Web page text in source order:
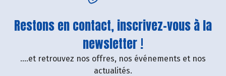
Restons en contact, inscrivez-vous à la
newsletter !
....et retrouvez nos offres, nos événements et nos
actualités.